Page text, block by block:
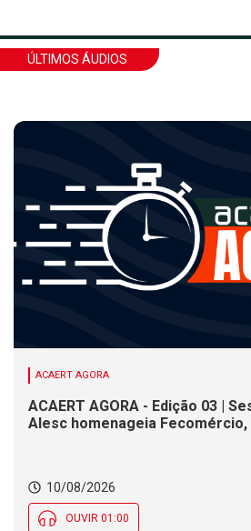
ÚLTIMOS ÁUDIOS
ACAERT AGORA
ACAERT AGORA - Edição 03 |
Alesc homenageia Fecomércio,
10/08/2026
OUVIR 01:00